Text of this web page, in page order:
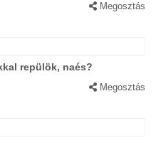
Megosztás
repülök, naés?
Megosztás